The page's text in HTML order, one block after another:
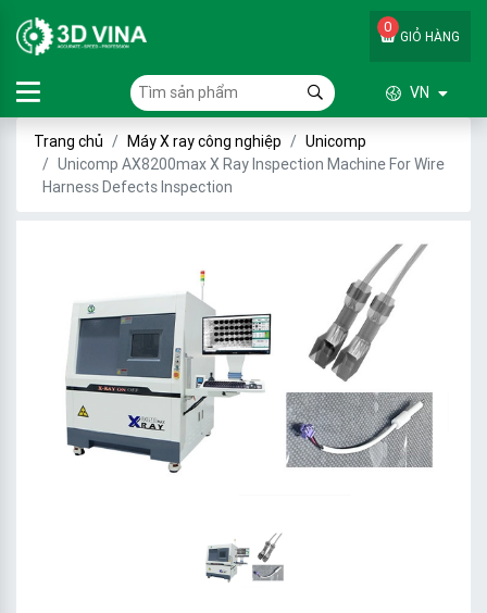
GIỎ HÀNG
0
VN
Trang chủ Máy X ray công nghiệp
Unicomp
Unicomp AX8200max X Ray Inspection Machine For Wire
Harness Defects Inspection